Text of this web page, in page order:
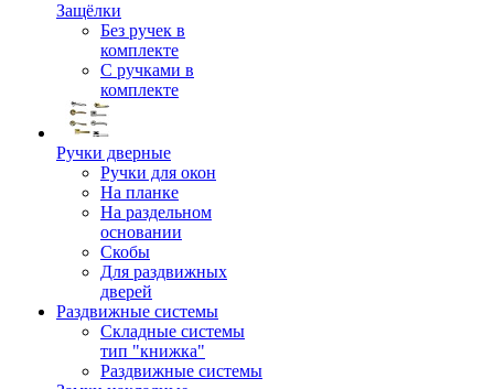
Защёлки
Без ручек в
комплекте
С ручками в
комплекте
Ручки дверные
Ручки для окон
На планке
На раздельном
основании
Скобы
Для раздвижных
дверей
Раздвижные системы
Складные системы
тип "книжка"
Раздвижные системы